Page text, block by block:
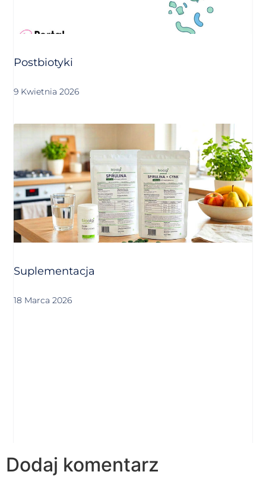
Postbiotyki
9 Kwietnia 2026
Suplementacja
18 Marca 2026
Dodaj komentarz